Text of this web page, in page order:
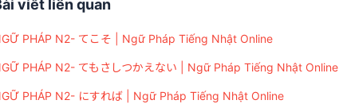
viết liên quan
PHÁP N2- てこそ | Ngữ Pháp Tiếng Nhật Online
PHÁP N2- てもさしつかえない | Ngữ Pháp Tiếng Nhật Online
PHÁP N2- にすれば | Ngữ Pháp Tiếng Nhật Online